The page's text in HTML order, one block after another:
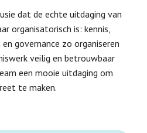
dat de echte uitdaging van
organisatorisch is: kennis,
governance zo organiseren
veilig en betrouwbaar
een mooie uitdaging om
te maken.